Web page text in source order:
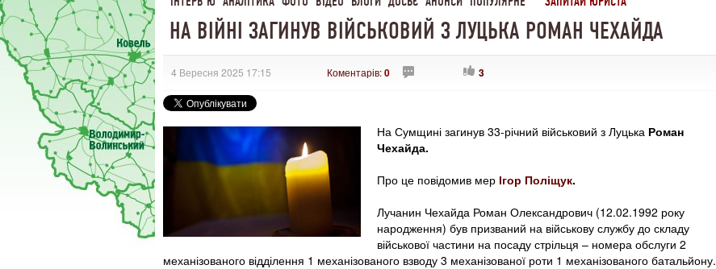
НА ВІЙНІ ЗАГИНУВ ВІЙСЬКОВИЙ З ЛУЦЬКА РОМАН ЧЕХАЙДА
4 Вересня 2025 17:15 Коментарів:0 3
На Сумщині загинув 33-річний військовий з Луцька Роман
Чехайда.
Про це повідомив мер Ігор Поліщук.
Лучанин Чехайда Роман Олександрович (12.02.1992 року
народження) був призваний на військову службу до складу
військової частини на посаду стрільця – номера обслуги 2
механізованого відділення 1 механізованого взводу 3 механізованої роти 1 механізованого батальйону.